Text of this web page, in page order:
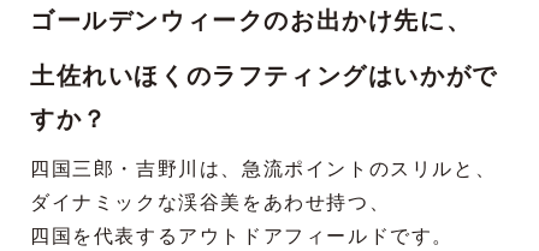
ゴールデンウィークのお出かけ先に、
土佐れいほくのラフティングはいかがで
すか？
四国三郎・吉野川は、急流ポイントのスリルと、
ダイナミックな渓谷美をあわせ持つ、
四国を代表するアウトドアフィールドです。